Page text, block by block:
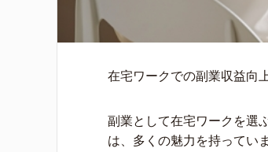
在宅ワークでの副業収益向
副業として在宅ワークを選
は、多くの魅力を持っていま